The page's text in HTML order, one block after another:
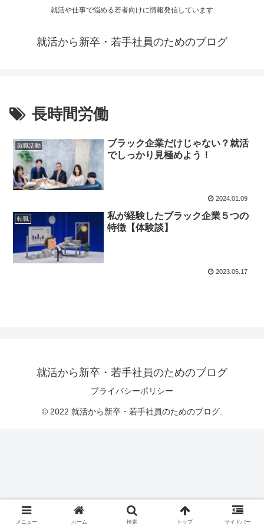
就活や仕事で悩める若者向けに情報発信しています
就活から新卒・若手社員のためのブログ
長時間労働
就職活動
ブラック企業だけじゃない？就活
でしっかり見極めよう！
2024.01.09
転職
私が経験したブラック企業５つの
特徴【体験談】
2023.05.17
就活から新卒・若手社員のためのブログ
プライバシーポリシー
© 2022 就活から新卒・若手社員のためのブログ.
メニュー ホーム 検索 トップ サイドバー